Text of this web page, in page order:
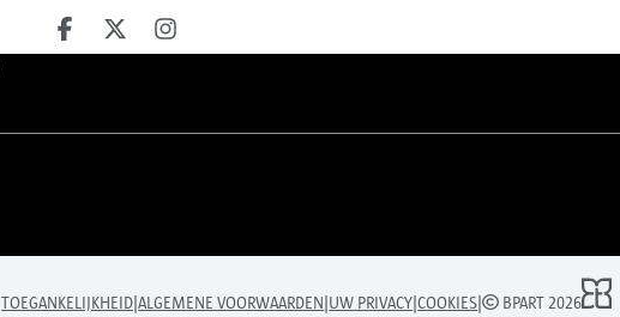
Deel op facebook
Deel op X
Deel op Instagram
TOEGANKELIJKHEID |ALGEMENE VOORWAARDEN UW PRIVACY |COOKIES | BPART 2026